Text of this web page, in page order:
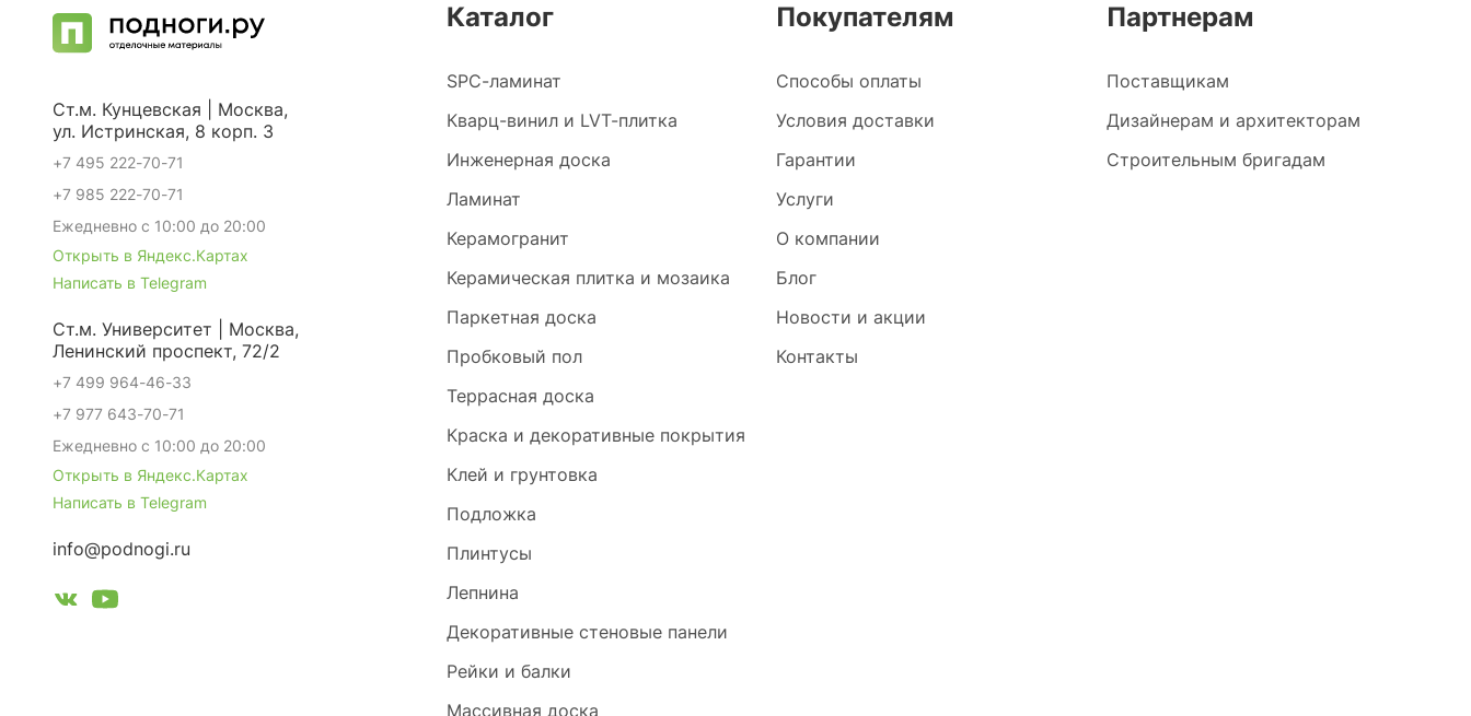
Каталог
SPC-ламинат
Кварц-винил и LVT-плитка
Инженерная доска
Ламинат
Керамогранит
Керамическая плитка и мозаика
Паркетная доска
Пробковый пол
Террасная доска
Краска и декоративные покрытия
Клей и грунтовка
Подложка
Плинтусы
Лепнина
Декоративные стеновые панели
Рейки и балки
Массивная доска
Покупателям
Способы оплаты
Условия доставки
Гарантии
Услуги
О компании
Блог
Новости и акции
Контакты
Партнерам
Поставщикам
Дизайнерам и архитекторам
Строительным бригадам
Ст.м. Кунцевская | Москва,
ул. Истринская, 8 корп. 3
+7 495 222-70-71
+7 985 222-70-71
Ежедневно с 10:00 до 20:00
Открыть в Яндекс.Картах
Написать в Telegram
Ст.м. Университет | Москва,
Ленинский проспект, 72/2
+7 499 964-46-33
+7 977 643-70-71
Ежедневно с 10:00 до 20:00
Открыть в Яндекс.Картах
Написать в Telegram
info@podnogi.ru